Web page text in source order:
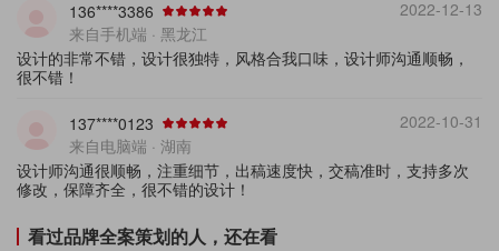
136****3386
来自手机端 · 黑龙江
2022-12-13
设计的非常不错，设计很独特，风格合我口味，设计师沟通顺畅，
很不错！
137****0123
来自电脑端 · 湖南
2022-10-31
设计师沟通很顺畅，注重细节，出稿速度快，交稿准时，支持多次
修改，保障齐全，很不错的设计！
看过品牌全案策划的人，还在看